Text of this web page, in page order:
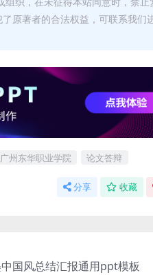
原著者的合法权益，可联系我们
广州东华职业学院 论文答辩
分享 收藏
国风总结汇报通用ppt模板